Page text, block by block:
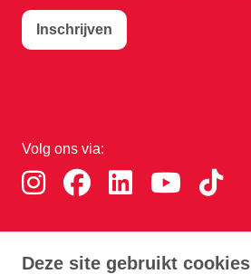
Deze site gebruikt cookies
Inschrijven
Volg ons via:
Download de RTHA app: